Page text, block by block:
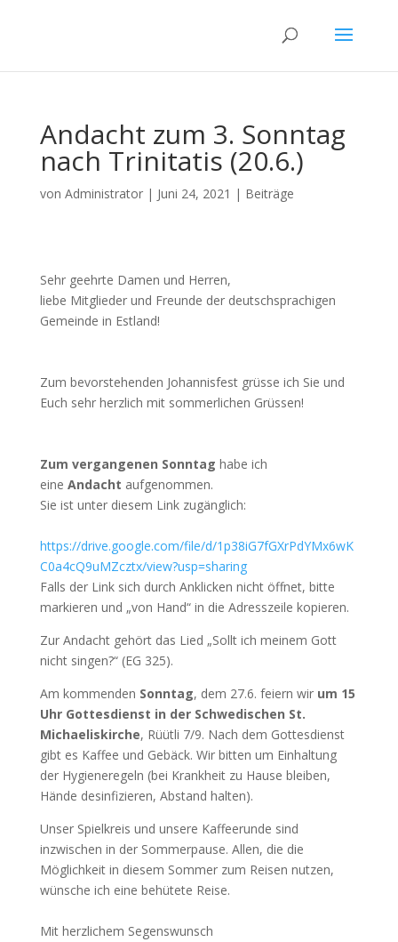
Andacht zum 3. Sonntag
nach Trinitatis (20.6.)
von Administrator| Juni 24, 2021 | Beiträge
Sehr geehrte Damen und Herren,
liebe Mitglieder und Freunde der deutschsprachigen
Gemeinde in Estland!
Zum bevorstehenden Johannisfest grüsse ich Sie und
Euch sehr herzlich mit sommerlichen Grüssen!
Zum vergangenen Sonntag habe ich
eine Andacht aufgenommen.
Sie ist unter diesem Link zugänglich:
https://drive.google.com/file/d/1p38iG7fGXrPdYMx6wK
C0a4cQ9uMZcztx/view?usp=sharing
Falls der Link sich durch Anklicken nicht öffnet, bitte
markieren und „von Hand“ in die Adresszeile kopieren.
Zur Andacht gehört das Lied „Sollt ich meinem Gott
nicht singen?“ (EG 325).
Am kommenden Sonntag, dem 27.6. feiern wir um 15
Uhr Gottesdienst in der Schwedischen St.
Michaeliskirche, Rüütli 7/9. Nach dem Gottesdienst
gibt es Kaffee und Gebäck. Wir bitten um Einhaltung
der Hygieneregeln (bei Krankheit zu Hause bleiben,
Hände desinfizieren, Abstand halten).
Unser Spielkreis und unsere Kaffeerunde sind
inzwischen in der Sommerpause. Allen, die die
Möglichkeit in diesem Sommer zum Reisen nutzen,
wünsche ich eine behütete Reise.
Mit herzlichem Segenswunsch